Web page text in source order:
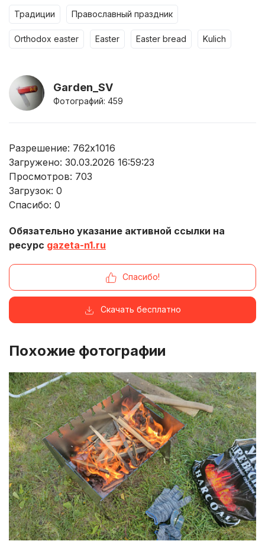
традиции православный праздник
orthodox easter easter easter bread kulich
Garden_SV
Фотографий: 459
Разрешение: 762x1016
Загружено: 30.03.2026 16:59:23
Просмотров: 703
Загрузок: 0
Спасибо: 0
Обязательно указание активной ссылки на
ресурс gazeta-n1.ru
Спасибо!
Скачать бесплатно
Похожие фотографии